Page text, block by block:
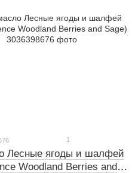
1
Лесные ягоды и шалфей
Woodland Berries and